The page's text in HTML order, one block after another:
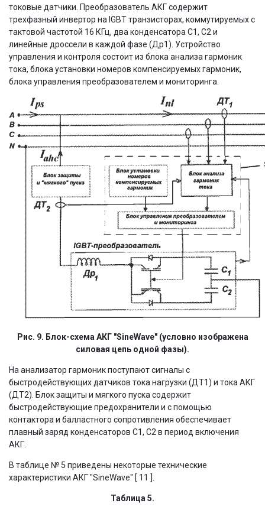
токовые датчики. Преобразователь АКГ содержит
трехфазный инвертор на IGBT транзисторах, коммутируемых с
тактовой частотой 16 КГц, два конденсатора С1, С2 и
линейные дроссели в каждой фазе (Др1). Устройство
управления и контроля состоит из блока анализа гармоник
тока, блока установки номеров компенсируемых гармоник,
блока управления преобразователем и мониторинга.
Рис. 9. Блок-схема АКГ "SineWave" (условно изображена
силовая цепь одной фазы).
На анализатор гармоник поступают сигналы с
быстродействующих датчиков тока нагрузки (ДТ1) и тока АКГ
(ДТ2). Блок защиты и мягкого пуска содержит
быстродействующие предохранители и с помощью
контактора и балластного сопротивления обеспечивает
плавный заряд конденсаторов С1, С2 в период включения
АКГ.
В таблице № 5 приведены некоторые технические
характеристики АКГ "SineWave" [ 11 ].
Taблица 5.